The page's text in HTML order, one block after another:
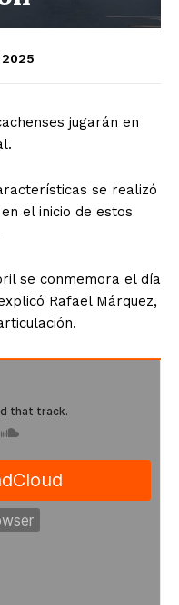
jugarán en
se realizó
el inicio de estos
se conmemora el día
Rafael Márquez,